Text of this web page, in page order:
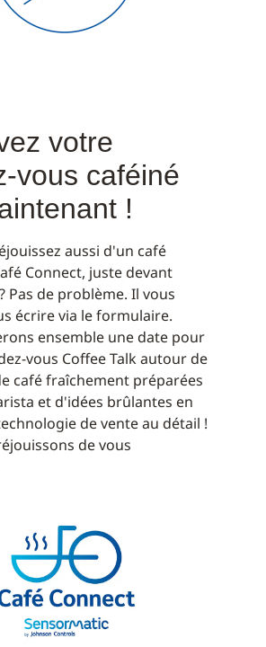
votre
vous caféiné
!
aussi d'un café
Connect, juste devant
Pas de problème. Il vous
écrire via le formulaire.
ensemble une date pour
vous Coffee Talk autour de
café fraîchement préparées
et d'idées brûlantes en
de vente au détail !
de vous